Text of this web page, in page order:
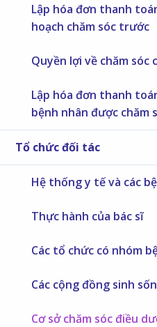
Lập hóa đơn thanh
hoạch chăm sóc trước
Quyền lợi về chăm
Lập hóa đơn thanh
bệnh nhân được chăm
Tổ chức đối tác
Hệ thống y tế và các
Thực hành của bác sĩ
Các tổ chức có nhóm
Các cộng đồng sinh
Cơ sở chăm sóc điều